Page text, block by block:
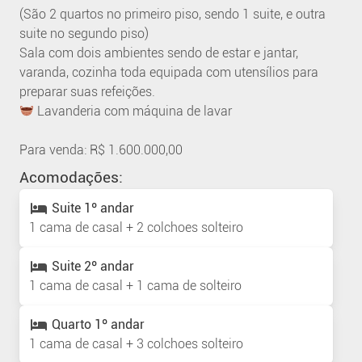
(São 2 quartos no primeiro piso, sendo 1 suite, e outra
suite no segundo piso)
Sala com dois ambientes sendo de estar e jantar,
varanda, cozinha toda equipada com utensílios para
preparar suas refeições.
Lavanderia com máquina de lavar
Para venda: R$ 1.600.000,00
Acomodações:
Suite 1º andar
1 cama de casal + 2 colchoes solteiro
Suite 2º andar
1 cama de casal + 1 cama de solteiro
Quarto 1º andar
1 cama de casal + 3 colchoes solteiro